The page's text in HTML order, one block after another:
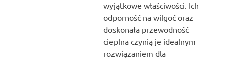
wyjątkowe właściwości. Ich
odporność na wilgoć oraz
doskonała przewodność
cieplna czynią je idealnym
rozwiązaniem dla